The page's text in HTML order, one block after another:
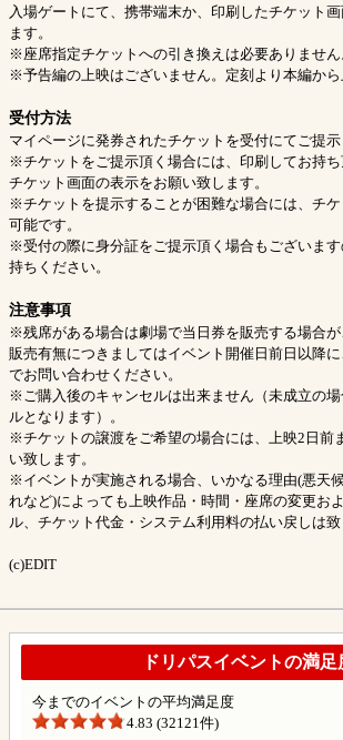
入場ゲートにて、携帯端末か、印刷したチケット
ます。
※座席指定チケットへの引き換えは必要ありません
※予告編の上映はございません。定刻より本編から
受付方法
マイページに発券されたチケットを受付にてご提示
※チケットをご提示頂く場合には、印刷してお持
チケット画面の表示をお願い致します。
※チケットを提示することが困難な場合には、チ
可能です。
※受付の際に身分証をご提示頂く場合もございま
持ちください。
注意事項
※残席がある場合は劇場で当日券を販売する場合
販売有無につきましてはイベント開催日前日以降
でお問い合わせください。
※ご購入後のキャンセルは出来ません（未成立の
ルとなります）。
※チケットの譲渡をご希望の場合には、上映2日前
い致します。
※イベントが実施される場合、いかなる理由(悪天
れなど)によっても上映作品・時間・座席の変更お
ル、チケット代金・システム利用料の払い戻しは致
(c)EDIT
ドリパスイベントの満足
今までのイベントの平均満足度
4.83 (32121件)